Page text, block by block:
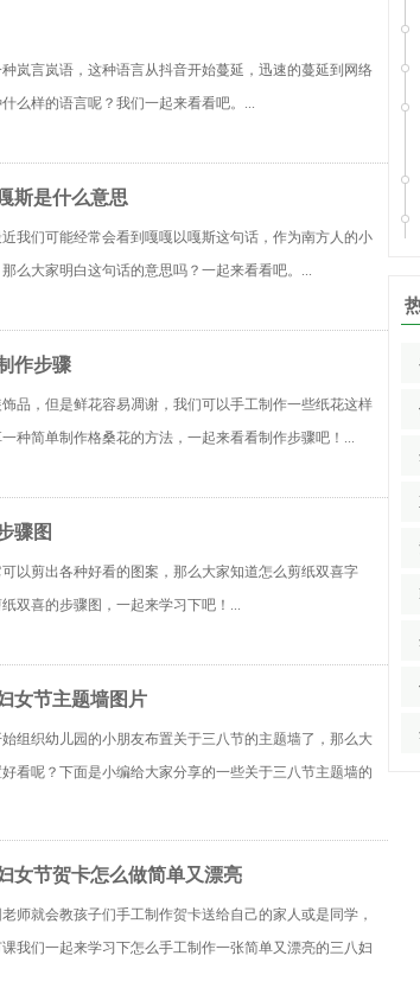
岚言岚语，这种语言从抖音开始蔓延，迅速的蔓延到网络
么样的语言呢？我们一起来看看吧。...
斯是什么意思
我们可能经常会看到嘎嘎以嘎斯这句话，作为南方人的小
么大家明白这句话的意思吗？一起来看看吧。...
作步骤
品，但是鲜花容易凋谢，我们可以手工制作一些纸花这样
种简单制作格桑花的方法，一起来看看制作步骤吧！...
骤图
以剪出各种好看的图案，那么大家知道怎么剪纸双喜字
双喜的步骤图，一起来学习下吧！...
女节主题墙图片
组织幼儿园的小朋友布置关于三八节的主题墙了，那么大
看呢？下面是小编给大家分享的一些关于三八节主题墙的
女节贺卡怎么做简单又漂亮
师就会教孩子们手工制作贺卡送给自己的家人或是同学，
我们一起来学习下怎么手工制作一张简单又漂亮的三八妇